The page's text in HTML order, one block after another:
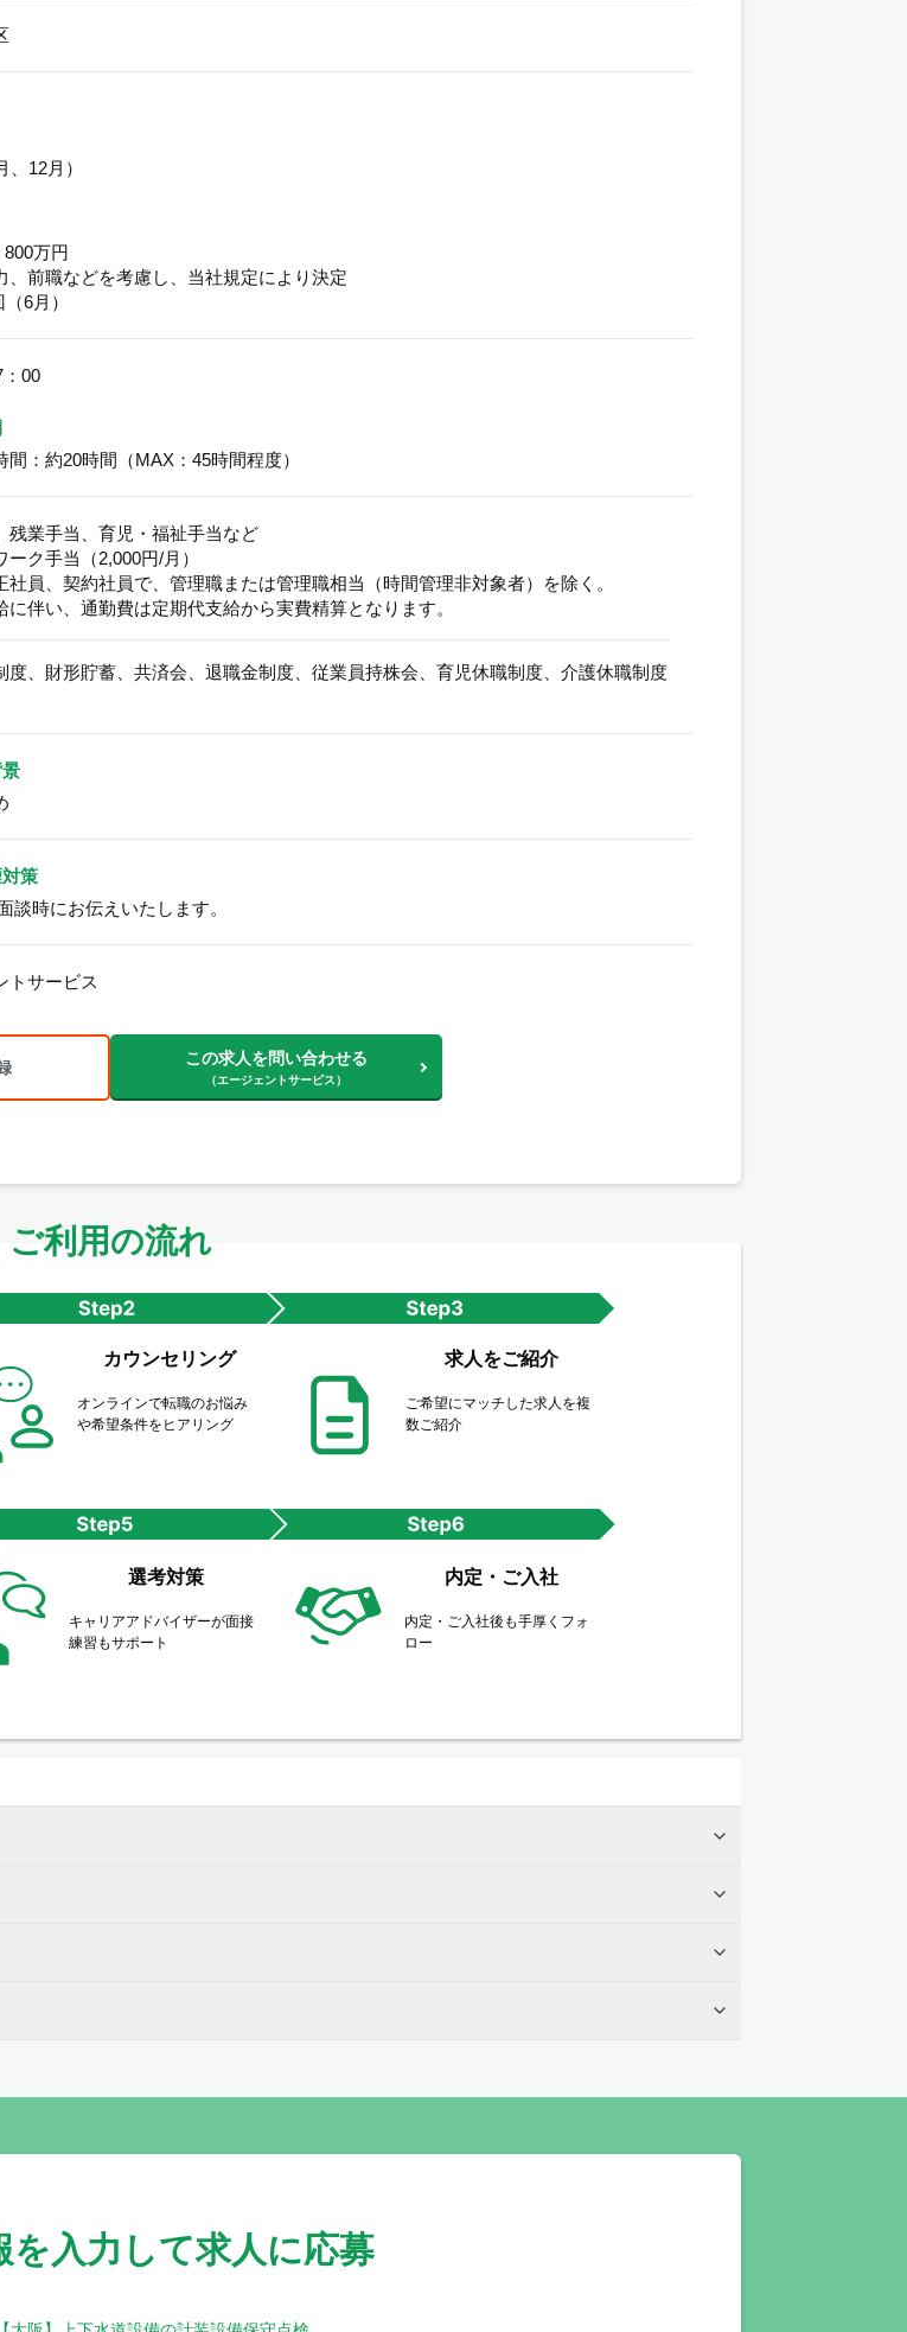
、12月）
800万円
、前職などを考慮し、当社規定により決定
6月）
00
間：約20時間（MAX：45時間程度）
残業手当、育児・福祉手当など
ーク手当（2,000円/月）
員、契約社員で、管理職または管理職相当（時間管理非対象者）を除く。
伴い、通勤費は定期代支給から実費精算となります。
度、財形貯蓄、共済会、退職金制度、従業員持株会、育児休職制度、介護休職制度
策
談時にお伝えいたします。
トサービス
この求人を問い合わせる
（エージェントサービス）
ご利用の流れ
カウンセリング
オンラインで転職のお悩み
や希望条件をヒアリング
求人をご紹介
ご希望にマッチした求人を複
数ご紹介
選考対策
キャリアアドバイザーが面接
練習もサポート
内定・ご入社
内定・ご入社後も手厚くフォ
ロー
を入力して求人に応募